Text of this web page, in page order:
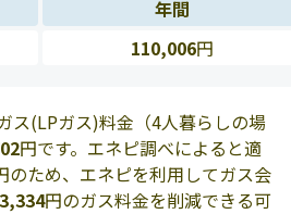
年間
110,006円
ス(LPガス)料金（4人暮らしの場
円です。エネピ調べによると適
のため、エネピを利用してガス会
3,334円のガス料金を削減できる可